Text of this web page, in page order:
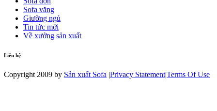
Sofa văng
Giường ngủ
Tin tức mới
Về xưởng sản xuất
Liên hệ
Copyright 2009 by Sản xuất Sofa |Privacy Statement|Terms Of Use